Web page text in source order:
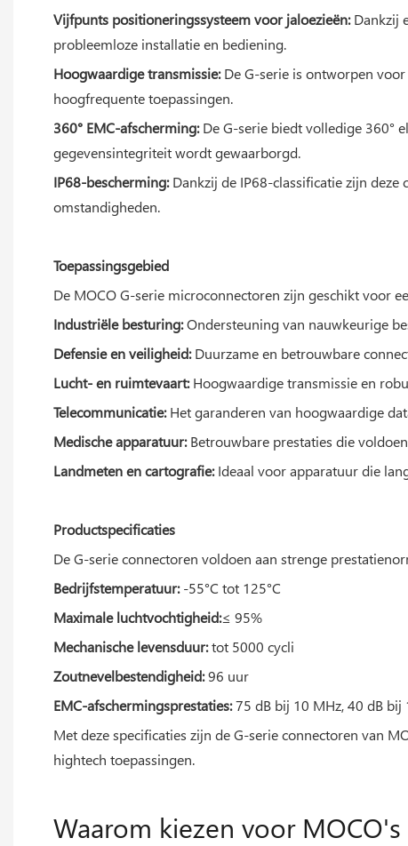
Vijfpunts positioneringssysteem voor jaloezieën:Dankzij
probleemloze installatie en bediening.
Hoogwaardige transmissie:De G-serie is ontworpen
hoogfrequente toepassingen.
360° EMC-afscherming:De G-serie biedt volledige 360°
gegevensintegriteit wordt gewaarborgd.
IP68-bescherming:Dankzij de IP68-classificatie zijn deze
omstandigheden.
Toepassingsgebied
De MOCO G-serie microconnectoren zijn geschikt voor
Industriële besturing:Ondersteuning van nauwkeurige
Defensie en veiligheid:Duurzame en betrouwbare
Lucht- en ruimtevaart:Hoogwaardige transmissie en
Telecommunicatie:Het garanderen van hoogwaardige
Medische apparatuur:Betrouwbare prestaties die
Landmeten en cartografie:Ideaal voor apparatuur die
Productspecificaties
De G-serie connectoren voldoen aan strenge
Bedrijfstemperatuur:-55°C tot 125°C
Maximale luchtvochtigheid:≤ 95%
Mechanische levensduur:tot 5000 cycli
Zoutnevelbestendigheid:96 uur
EMC-afschermingsprestaties:75 dB bij 10 MHz, 40 dB bij
Met deze specificaties zijn de G-serie connectoren van
hightech toepassingen.
Waarom kiezen voor MOCO's